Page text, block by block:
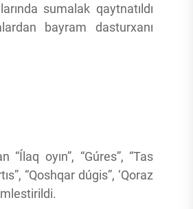
sumalak qaytnatıldı
bayram dasturxanı
“Ílaq oyın”, “Gúres”, “Tas
“Qoshqar dúgis”, ‘Qoraz